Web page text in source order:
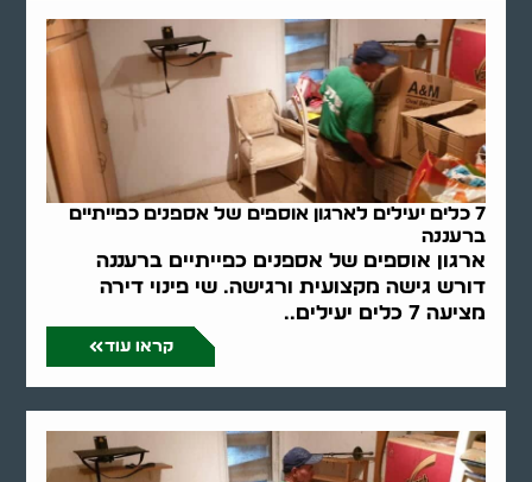
7 כלים יעילים לארגון אוספים של אספנים כפייתיים
ברעננה
ארגון אוספים של אספנים כפייתיים ברעננה
דורש גישה מקצועית ורגישה. שי פינוי דירה
מציעה 7 כלים יעילים..
קראו עוד